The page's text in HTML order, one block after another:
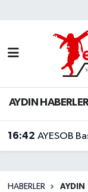
AYDIN
16:42 AYESOB
HABERLER AYDIN
Nöbetçi
Hava
Aydin
Trafik